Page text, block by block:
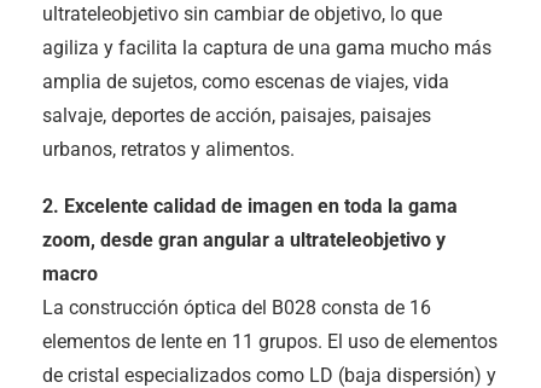
ultrateleobjetivo sin cambiar de objetivo, lo que
agiliza y facilita la captura de una gama mucho más
amplia de sujetos, como escenas de viajes, vida
salvaje, deportes de acción, paisajes, paisajes
urbanos, retratos y alimentos.
2. Excelente calidad de imagen en toda la gama
zoom, desde gran angular a ultrateleobjetivo y
macro
La construcción óptica del B028 consta de 16
elementos de lente en 11 grupos. El uso de elementos
de cristal especializados como LD (baja dispersión) y